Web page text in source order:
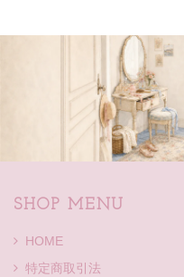
SHOP MENU
HOME
特定商取引法